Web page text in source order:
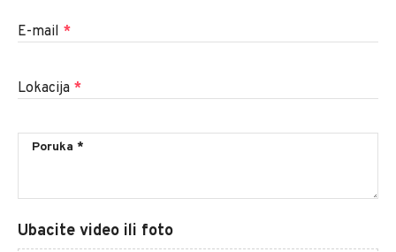
E-mail *
Lokacija *
Ubacite video ili foto